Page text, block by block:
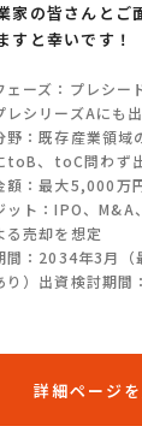
家の皆さんとご
すと幸いです！
ェーズ：プレシー
レシリーズAにも出
野：既存産業領域
toB、toC問わず
額：最大5,000万
ット：IPO、M&A
る売却を想定
間：2034年3月（
り）出資検討期間
詳細ページ